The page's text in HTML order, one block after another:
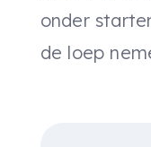
onder
de loep